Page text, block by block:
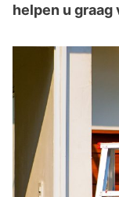
helpen u graag